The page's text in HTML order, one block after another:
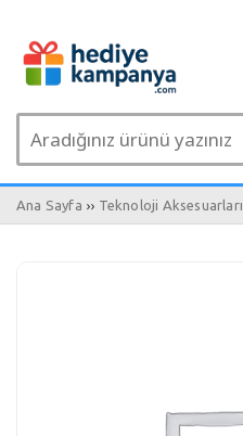
Ana Sayfa ›› Teknoloji Aksesuarları